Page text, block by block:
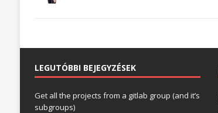
LEGUTÓBBI BEJEGYZÉSEK
Get all the projects from a gitlab group (and it’s
subgroups)